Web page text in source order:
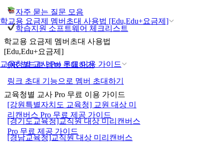
학교용 요금제 멤버초대 사용법 [Edu,Edu+요금제]
교육청별 교사 Pro 무료 이용 가이드
자주 묻는 질문 모음
학습지원 소프트웨어 체크리스트
학교용 요금제 멤버초대 사용법
[Edu,Edu+요금제]
QR 코드로 멤버 초대하기
링크 초대 기능으로 멤버 초대하기
교육청별 교사 Pro 무료 이용 가이드
[강원특별자치도 교육청] 교원 대상 미
리캔버스 Pro 무료 제공 가이드
[경기도교육청]교직원 대상 미리캔버스
Pro 무료 제공 가이드
[경남교육청]교직원 대상 미리캔버스